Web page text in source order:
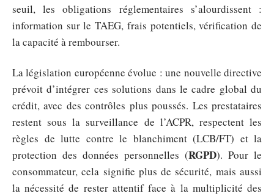
seuil, les obligations réglementaires s’alourdissent :
information sur le TAEG, frais potentiels, vérification de
la capacité à rembourser.
La législation européenne évolue : une nouvelle directive
prévoit d’intégrer ces solutions dans le cadre global du
crédit, avec des contrôles plus poussés. Les prestataires
restent sous la surveillance de l’ACPR, respectent les
règles de lutte contre le blanchiment (LCB/FT) et la
protection des données personnelles (RGPD). Pour le
consommateur, cela signifie plus de sécurité, mais aussi
la nécessité de rester attentif face à la multiplicité des